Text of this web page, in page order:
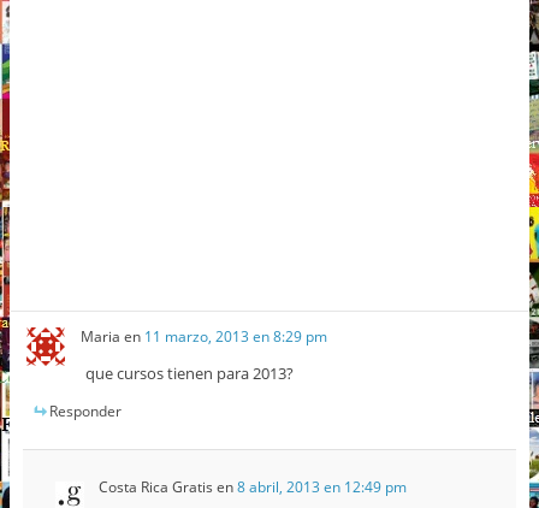
Maria en 11 marzo, 2013 en 8:29 pm
que cursos tienen para 2013?
Responder
Costa Rica Gratis en8 abril, 2013 en 12:49 pm